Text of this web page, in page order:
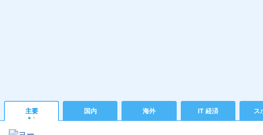
主要 国内 海外 IT 経済 ス